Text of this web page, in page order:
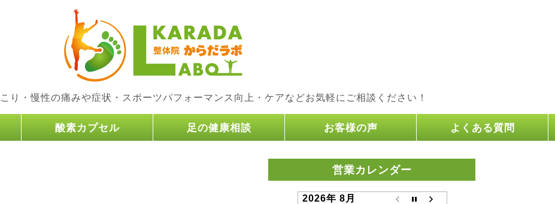
り・慢性の痛みや症状・スポーツパフォーマンス向上・ケアなどお気軽にご相談ください！
酸素カプセル 足の健康相談 お客様の声 よくある質問
営業カレンダー
2026年 8月